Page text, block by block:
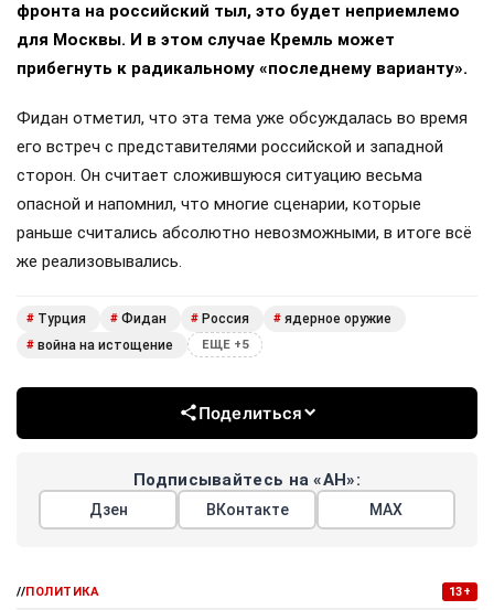
фронта на российский тыл, это будет неприемлемо
для Москвы. И в этом случае Кремль может
прибегнуть к радикальному «последнему варианту».
Фидан отметил, что эта тема уже обсуждалась во время
его встреч с представителями российской и западной
сторон. Он считает сложившуюся ситуацию весьма
опасной и напомнил, что многие сценарии, которые
раньше считались абсолютно невозможными, в итоге всё
же реализовывались.
# Турция # Фидан # Россия # ядерное оружие
# война на истощение ЕЩЕ +5
Поделиться
Подписывайтесь на «АН»:
Дзен ВКонтакте МАХ
//ПОЛИТИКА 13+